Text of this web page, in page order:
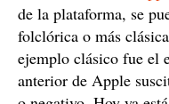
de la plataforma, se
folclórica o más
ejemplo clásico fue el
anterior de Apple